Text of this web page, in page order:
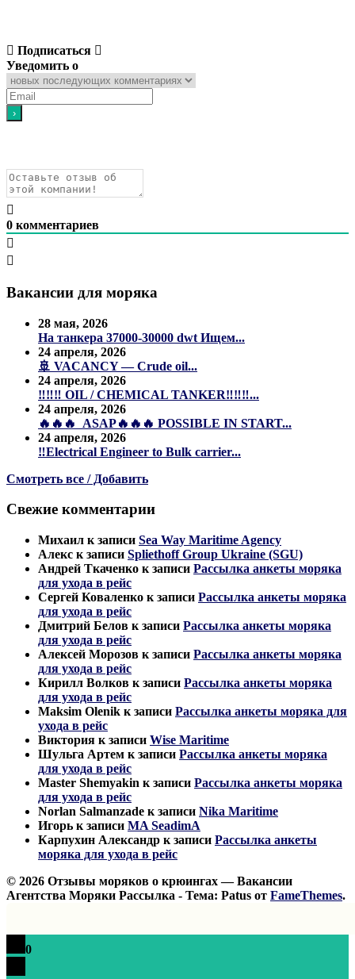
Подписаться
Уведомить о
0 комментариев
Вакансии для моряка
28 мая, 2026
На танкера 37000-30000 dwt Ищем...
24 апреля, 2026
🚢 VACANCY — Crude oil...
24 апреля, 2026
‼️‼️‼️ OIL / CHEMICAL TANKER‼️‼️‼️...
24 апреля, 2026
🔥🔥🔥 ASAP🔥🔥🔥 POSSIBLE IN START...
24 апреля, 2026
‼️Electrical Engineer to Bulk carrier...
Смотреть все / Добавить
Свежие комментарии
Михаил к записи Sea Way Maritime Agency
Алекс к записи Spliethoff Group Ukraine (SGU)
Андрей Ткаченко к записи Рассылка анкеты моряка
для ухода в рейс
Сергей Коваленко к записи Рассылка анкеты моряка
для ухода в рейс
Дмитрий Белов к записи Рассылка анкеты моряка
для ухода в рейс
Алексей Морозов к записи Рассылка анкеты моряка
для ухода в рейс
Кирилл Волков к записи Рассылка анкеты моряка
для ухода в рейс
Maksim Olenik к записи Рассылка анкеты моряка для
ухода в рейс
Виктория к записи Wise Maritime
Шульга Артем к записи Рассылка анкеты моряка
для ухода в рейс
Master Shemyakin к записи Рассылка анкеты моряка
для ухода в рейс
Norlan Salmanzade к записи Nika Maritime
Игорь к записи MA SeadimA
Карпухин Александр к записи Рассылка анкеты
моряка для ухода в рейс
© 2026 Отзывы моряков о крюингах — Вакансии
Агентства Моряки Рассылка - Тема: Patus от FameThemes.
0